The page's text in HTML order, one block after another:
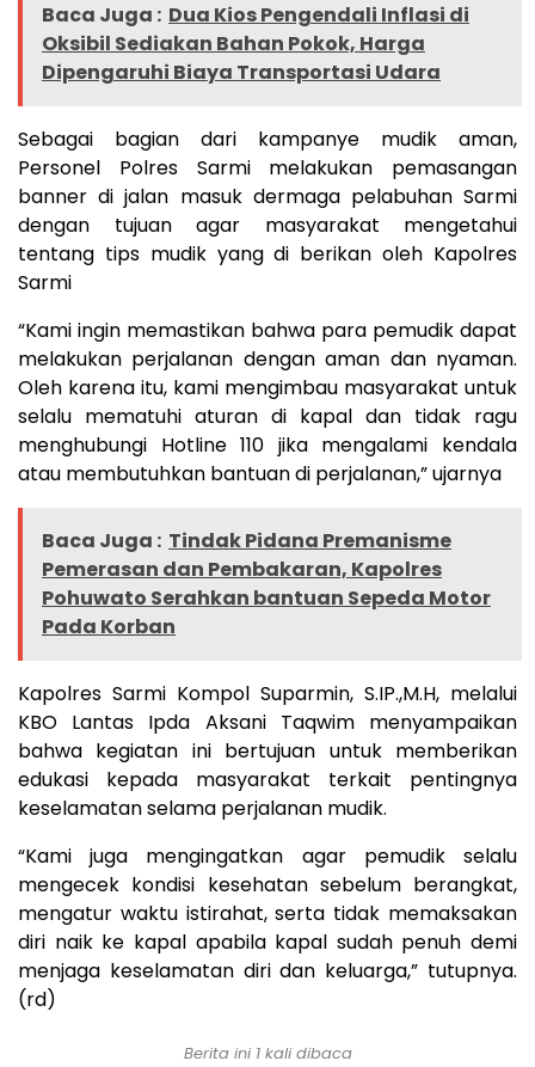
Baca Juga : Dua Kios Pengendali Inflasi di
Oksibil Sediakan Bahan Pokok, Harga
Dipengaruhi Biaya Transportasi Udara
Sebagai bagian dari kampanye mudik aman,
Personel Polres Sarmi melakukan pemasangan
banner di jalan masuk dermaga pelabuhan Sarmi
dengan tujuan agar masyarakat mengetahui
tentang tips mudik yang di berikan oleh Kapolres
Sarmi
“Kami ingin memastikan bahwa para pemudik dapat
melakukan perjalanan dengan aman dan nyaman.
Oleh karena itu, kami mengimbau masyarakat untuk
selalu mematuhi aturan di kapal dan tidak ragu
menghubungi Hotline 110 jika mengalami kendala
atau membutuhkan bantuan di perjalanan,” ujarnya
Baca Juga : Tindak Pidana Premanisme
Pemerasan dan Pembakaran, Kapolres
Pohuwato Serahkan bantuan Sepeda Motor
Pada Korban
Kapolres Sarmi Kompol Suparmin, S.IP.,M.H, melalui
KBO Lantas Ipda Aksani Taqwim menyampaikan
bahwa kegiatan ini bertujuan untuk memberikan
edukasi kepada masyarakat terkait pentingnya
keselamatan selama perjalanan mudik.
“Kami juga mengingatkan agar pemudik selalu
mengecek kondisi kesehatan sebelum berangkat,
mengatur waktu istirahat, serta tidak memaksakan
diri naik ke kapal apabila kapal sudah penuh demi
menjaga keselamatan diri dan keluarga,” tutupnya.
(rd)
Berita ini 1 kali dibaca